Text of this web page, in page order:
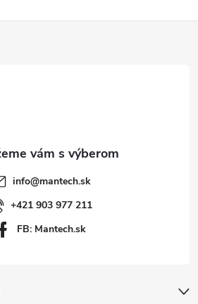
info@mantech.sk
+421 903 977 211
FB: Mantech.sk